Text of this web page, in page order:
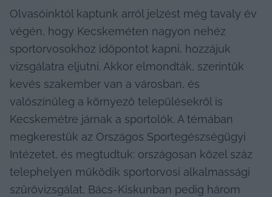
Olvasóinktól kaptunk arról jelzést még tavaly év
végén, hogy Kecskeméten nagyon nehéz
sportorvosokhoz időpontot kapni, hozzájuk
vizsgálatra eljutni. Akkor elmondták, szerintük
kevés szakember van a városban, és
valószínűleg a környező településekről is
Kecskemétre járnak a sportolók. A témában
megkerestük az Országos Sportegészségügyi
Intézetet, és megtudtuk: országosan közel száz
telephelyen működik sportorvosi alkalmassági
szűrővizsgálat, Bács-Kiskunban pedig három